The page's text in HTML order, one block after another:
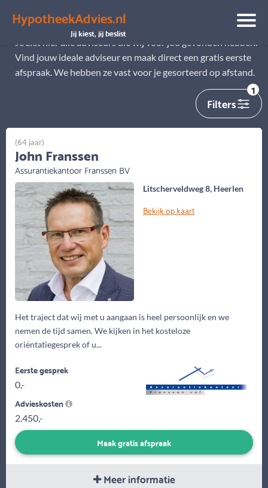
HypotheekAdvies.nl
Jij kiest, jij beslist
Alle adviseurs
Je ziet hier alle adviseurs die wij voor jou gevonden hebben.
Vind jouw ideale adviseur en maak direct een gratis eerste
afspraak. We hebben ze vast voor je gesorteerd op afstand.
Filters
1
Litscherveldweg 8, Heerlen
Bekijk op kaart
Het traject dat wij met u aangaan is heel persoonlijk en we
nemen de tijd samen. We kijken in het kosteloze
oriëntatiegesprek of u...
(64 jaar)
John Franssen
Assurantiekantoor Franssen BV
Eerste gesprek
0,-
Advieskosten
2.450,-
Maak gratis afspraak
Meer informatie